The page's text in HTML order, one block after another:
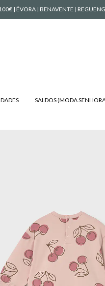
| ÉVORA | BENAVENTE |
SALDOS (MODA